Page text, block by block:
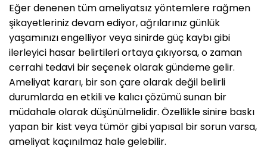
Eğer denenen tüm ameliyatsız yöntemlere rağmen
şikayetleriniz devam ediyor, ağrılarınız günlük
yaşamınızı engelliyor veya sinirde güç kaybı gibi
ilerleyici hasar belirtileri ortaya çıkıyorsa, o zaman
cerrahi tedavi bir seçenek olarak gündeme gelir.
Ameliyat kararı, bir son çare olarak değil belirli
durumlarda en etkili ve kalıcı çözümü sunan bir
müdahale olarak düşünülmelidir. Özellikle sinire baskı
yapan bir kist veya tümör gibi yapısal bir sorun varsa,
ameliyat kaçınılmaz hale gelebilir.